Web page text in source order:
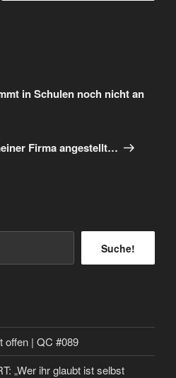
in Schulen noch nicht an
Firma angestellt…
Suche!
offen | QC #089
„Wer ihr glaubt ist selbst